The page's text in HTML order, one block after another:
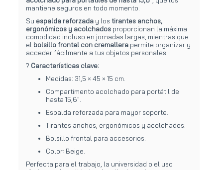
mantiene seguros en todo momento.
Su espalda reforzada y los tirantes anchos,
ergonómicos y acolchados proporcionan la máxima
comodidad incluso en jornadas largas, mientras que
el bolsillo frontal con cremallera permite organizar y
acceder fácilmente a tus objetos personales.
? Características clave:
Medidas: 31,5 × 45 × 15 cm.
Compartimento acolchado para portátil de
hasta 15,6".
Espalda reforzada para mayor soporte.
Tirantes anchos, ergonómicos y acolchados.
Bolsillo frontal para accesorios.
Color: Beige.
Perfecta para el trabajo, la universidad o el uso